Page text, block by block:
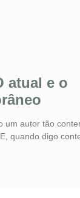
atual e o
um autor tão
quando digo